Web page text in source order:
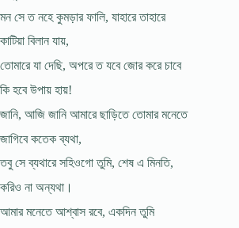
মন সে ত নহে কুমড়ার ফালি, যাহারে তাহারে
কাটিয়া বিলান যায়,
তোমারে যা দেছি, অপরে ত যবে জোর করে চাবে
কি হবে উপায় হায়!
জানি, আজি জানি আমারে ছাড়িতে তোমার মনেতে
জাগিবে কতেক ব্যথা,
তবু সে ব্যথারে সহিওগো তুমি, শেষ এ মিনতি,
করিও না অন্যথা।
আমার মনেতে আশ্বাস রবে, একদিন তুমি